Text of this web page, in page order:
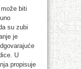
biti
su zubi
je
U
propisuje